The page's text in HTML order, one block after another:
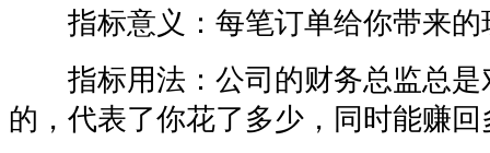
指标意义：每笔订单给你带来的
指标用法：公司的财务总监总是
的，代表了你花了多少，同时能赚回